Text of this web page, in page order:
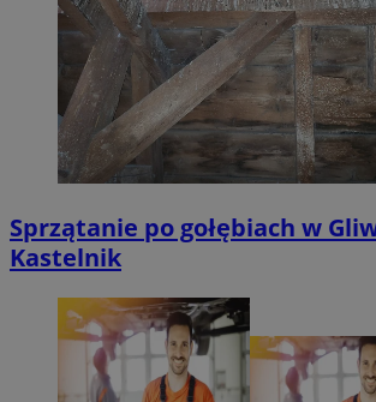
Sprzątanie po gołębiach w
Kastelnik